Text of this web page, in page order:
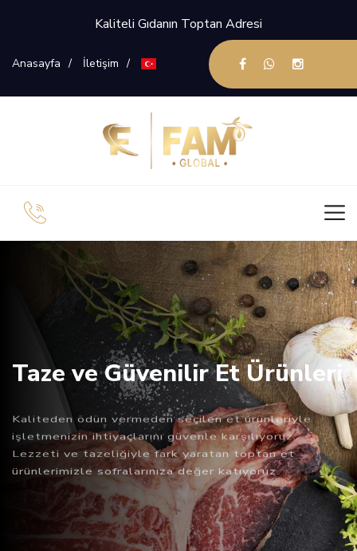
Kaliteli Gıdanın Toptan Adresi
Anasayfa İletişim
Taze ve Güvenilir Et Ürünleri
Kaliteden ödün vermeden seçilen et ürünleriyle
işletmenizin ihtiyaçlarını güvenle karşılıyoruz.
Lezzeti ve tazeliğiyle fark yaratan toptan et
ürünlerimizle sofralarınıza değer katıyoruz.